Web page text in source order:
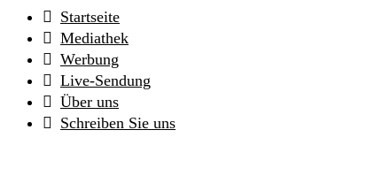
Startseite
Mediathek
Werbung
Live-Sendung
Über uns
Schreiben Sie uns